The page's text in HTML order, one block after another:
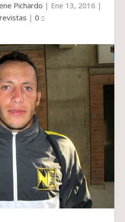
Pichardo | Ene 13, 2016 |
| 0